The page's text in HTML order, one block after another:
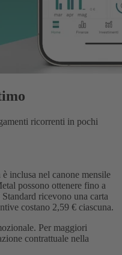
ricorrenti in pochi
inclusa nel canone mensile
possono ottenere fino a
ricevono una carta
costano 2,59 € ciascuna.
Per maggiori
contrattuale nella